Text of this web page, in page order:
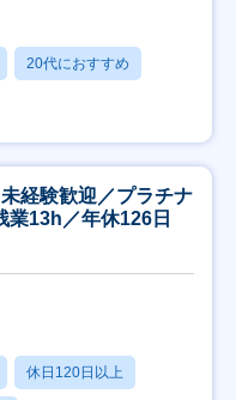
20代におすすめ
経験歓迎／プラチナ
業13h／年休126日
休日120日以上